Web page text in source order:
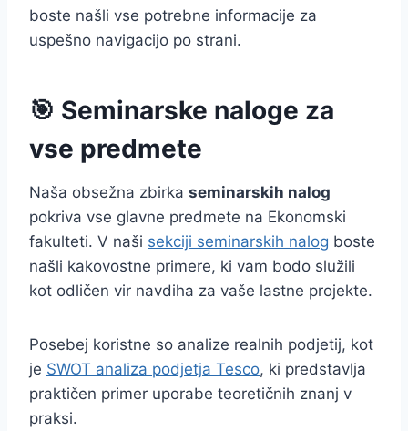
boste našli vse potrebne informacije za
uspešno navigacijo po strani.
🎯 Seminarske naloge za
vse predmete
Naša obsežna zbirka seminarskih nalog
pokriva vse glavne predmete na Ekonomski
fakulteti. V naši sekciji seminarskih nalog boste
našli kakovostne primere, ki vam bodo služili
kot odličen vir navdiha za vaše lastne projekte.
Posebej koristne so analize realnih podjetij, kot
je SWOT analiza podjetja Tesco, ki predstavlja
praktičen primer uporabe teoretičnih znanj v
praksi.